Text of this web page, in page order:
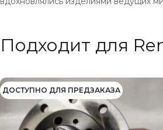
Подходит для
ДОСТУПНО ДЛЯ ПРЕДЗАКАЗА